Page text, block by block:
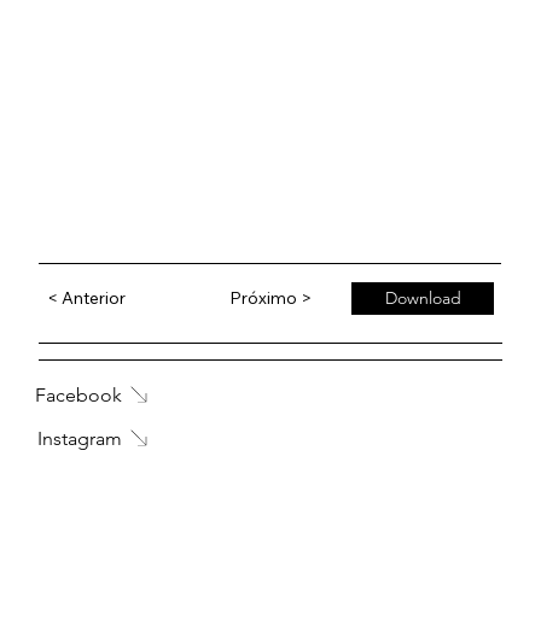
< Anterior Próximo > Download
Facebook
Instagram